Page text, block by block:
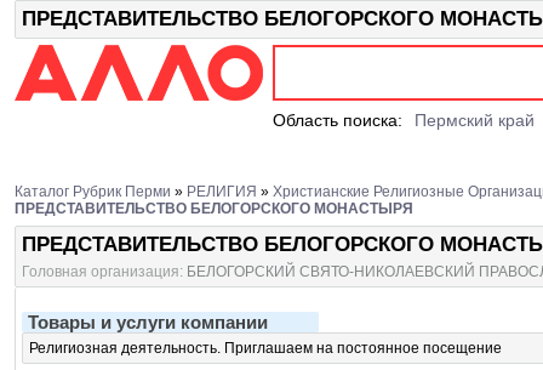
ПРЕДСТАВИТЕЛЬСТВО БЕЛОГОРСКОГО
Область поиска: Пермский край
Каталог Рубрик Перми » РЕЛИГИЯ » Христианские Религиозные
ПРЕДСТАВИТЕЛЬСТВО БЕЛОГОРСКОГО МОНАСТЫРЯ
ПРЕДСТАВИТЕЛЬСТВО БЕЛОГОРСКОГО
Головная организация: БЕЛОГОРСКИЙ СВЯТО-НИКОЛАЕВСКИЙ
Товары и услуги компании
Религиозная деятельность. Приглашаем на постоянное посещение